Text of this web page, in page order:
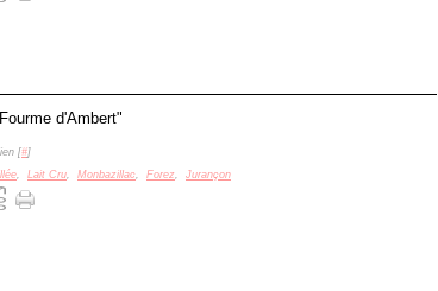
d'Ambert"
[#]
, Lait Cru, Monbazillac, Forez, Jurançon